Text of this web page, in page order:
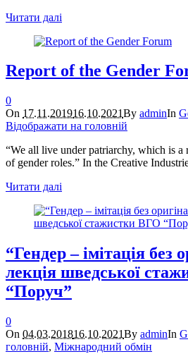
Читати далі
Report of the Gender
0
On 17.11.201916.10.2021By adminIn
Відображати на головній
“We all live under patriarchy, which is
of gender roles.” In the Creative
Читати далі
“Гендер – імітація без
лекція шведської
“Поруч”
0
On 04.03.201816.10.2021By adminIn
головній, Міжнародний обмін